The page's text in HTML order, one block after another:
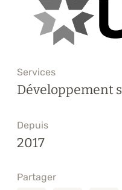
Services
Développement
Depuis
2017
Partager